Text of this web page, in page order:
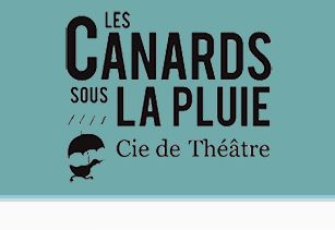
Interviews